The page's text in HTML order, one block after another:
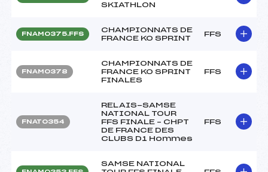
SKIATHLON
FNAM0375.FFS
CHAMPIONNATS DE
FRANCE KO SPRINT
FFS
FNAM0378
CHAMPIONNATS DE
FRANCE KO SPRINT
FINALES
FFS
FNAT0354
RELAIS-SAMSE
NATIONAL TOUR
FFS FINALE – CHPT
DE FRANCE DES
CLUBS D1 Hommes
FFS
SAMSE NATIONAL